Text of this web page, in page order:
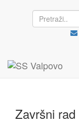
Upisi
e-Škole
Završni rad